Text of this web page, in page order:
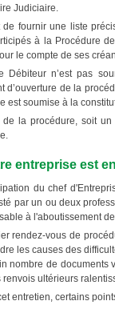
Judiciaire.
de fournir une liste
à la Procédure
le compte de ses
Débiteur n’est pas
d’ouverture de la
est soumise à la
de la procédure, soit
entreprise est
du chef
par un ou deux
à l'aboutissement
rendez-vous de
les causes des
nombre de documents
renvois ultérieurs
entretien, certains